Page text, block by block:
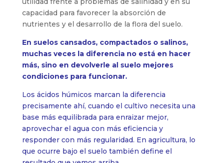
capacidad para favorecer la absorción de
nutrientes y el desarrollo de la flora del suelo.
En suelos cansados, compactados o salinos,
muchas veces la diferencia no está en hacer
más, sino en devolverle al suelo mejores
condiciones para funcionar.
Los ácidos húmicos marcan la diferencia
precisamente ahí, cuando el cultivo necesita una
base más equilibrada para enraizar mejor,
aprovechar el agua con más eficiencia y
responder con más regularidad. En agricultura, lo
que ocurre bajo el suelo también define el